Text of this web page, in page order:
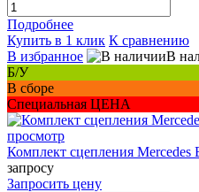
Подробнее
Купить в 1 клик К сравнению
В избранное
В
Б/У
В сборе
Специальная ЦЕНА
просмотр
Комплект сцепления Mercedes
запросу
Запросить цену